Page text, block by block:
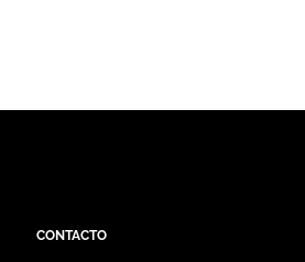
CONTACTO